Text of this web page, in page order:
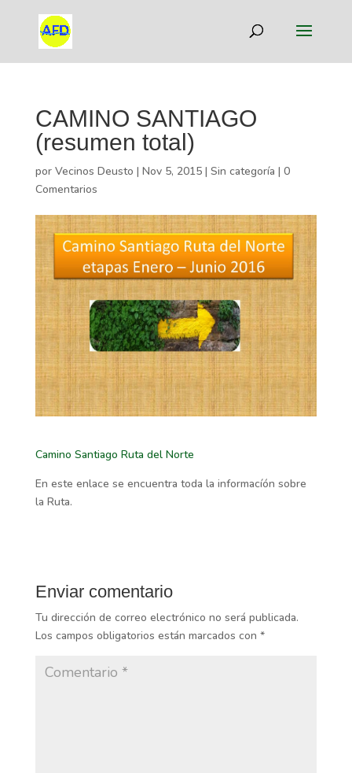
CAMINO SANTIAGO
(resumen total)
por Vecinos Deusto | Nov 5, 2015| Sin categoría | 0
Comentarios
Camino Santiago Ruta del Norte
En este enlace se encuentra toda la informacíón sobre
la Ruta.
Enviar comentario
Tu dirección de correo electrónico no será publicada.
Los campos obligatorios están marcados con *